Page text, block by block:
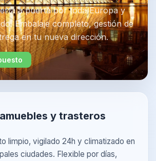
a puerta por toda Europa y
Embalaje completo, gestión de
en tu nueva dirección.
y trasteros
limpio, vigilado 24h y climatizado en
ciudades. Flexible por días,